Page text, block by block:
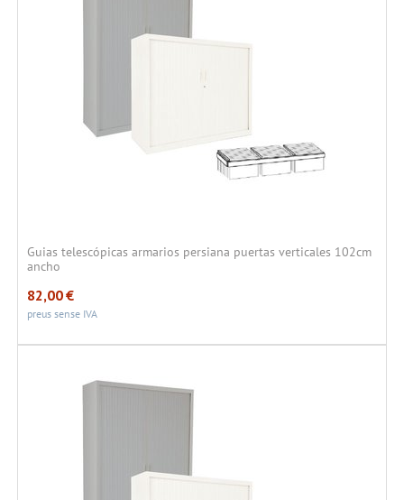
Guias telescópicas armarios persiana puertas verticales 102cm
ancho
82,00€
preus sense IVA